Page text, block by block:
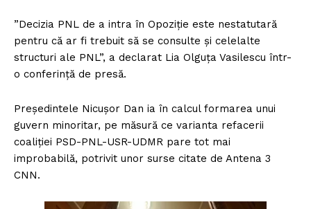
”Decizia PNL de a intra în Opoziție este nestatutară
pentru că ar fi trebuit să se consulte și celelalte
structuri ale PNL”, a declarat Lia Olguța Vasilescu într-
o conferință de presă.
Președintele Nicușor Dan ia în calcul formarea unui
guvern minoritar, pe măsură ce varianta refacerii
coaliției PSD-PNL-USR-UDMR pare tot mai
improbabilă, potrivit unor surse citate de Antena 3
CNN.